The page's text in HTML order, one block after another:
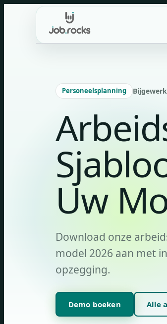
Personeelsplanning
Uw
Download onze
model 2026 aan met
opzegging.
Demo boeken Alle